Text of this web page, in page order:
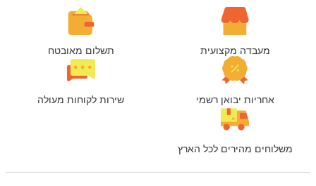
מעבדה מקצועית תשלום מאובטח
אחריות יבואן רשמי שירות לקוחות מעולה
משלוחים מהירים לכל הארץ